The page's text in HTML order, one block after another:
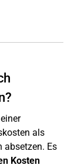
als
absetzen. Es
Kosten